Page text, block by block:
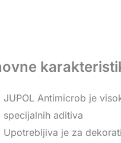
JUPOL Antimicrob je
specijalnih aditiva
Upotrebljiva je za